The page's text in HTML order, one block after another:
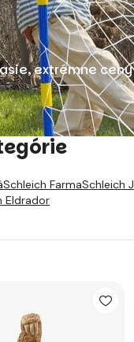
extrémne ceny
Schleich FarmaSchleich
Eldrador